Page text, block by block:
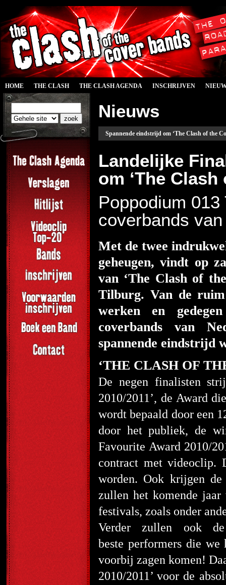
HOME THE CLASH THE CLASH AGENDA INSCHRIJVEN
Nieuws
Spannende eindstrijd om ‘The Clash of the
Landelijke
om ‘The
Poppodium
coverbands
Met de twee
geheugen, vindt op
van ‘The Clash of
Tilburg. Van de
werken en
coverbands van
spannende eindstrijd
‘THE CLASH OF
De negen finalisten
2010/2011’, de Award
wordt bepaald door een
door het publiek, de
Favourite Award 2010/
contract met videoclip.
worden. Ook krijgen de
zullen het komende
festivals, zoals onder
Verder zullen ook
beste performers die
voorbij zagen komen!
2010/2011’ voor de